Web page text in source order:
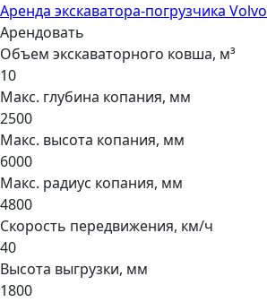
Аренда экскаватора-погрузчика
Арендовать
Объем экскаваторного ковша, м³
10
Макс. глубина копания, мм
2500
Макс. высота копания, мм
6000
Макс. радиус копания, мм
4800
Скорость передвижения, км/ч
40
Высота выгрузки, мм
1800